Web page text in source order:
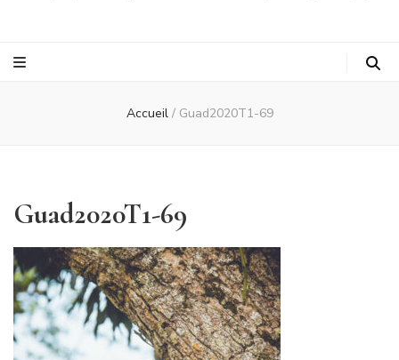
Accueil / Guad2020T1-69
Guad2020T1-69